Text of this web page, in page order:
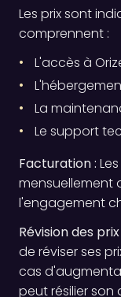
Les prix sont
comprennent :
L'accès à
La
Le support
Facturation :
mensuellement
l'engagement
Révision des prix
de réviser ses
cas
peut résilier son